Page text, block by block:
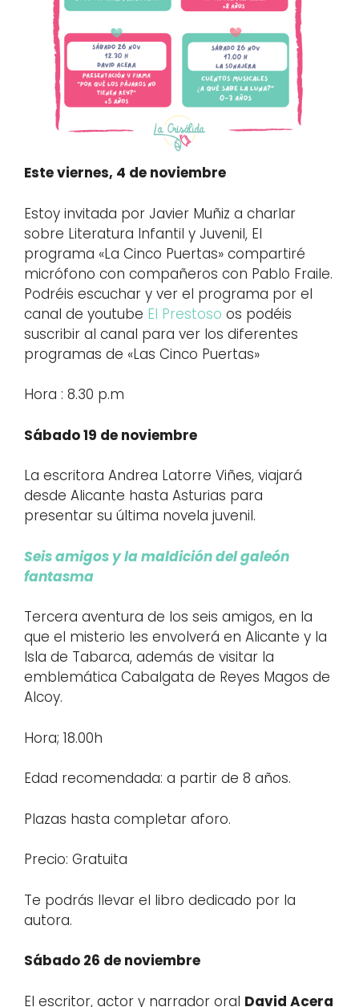
Este viernes, 4 de noviembre
Estoy invitada por Javier Muñiz a charlar
sobre Literatura Infantil y Juvenil, El
programa «La Cinco Puertas» compartiré
micrófono con compañeros con Pablo Fraile.
Podréis escuchar y ver el programa por el
canal de youtube El Prestoso os podéis
suscribir al canal para ver los diferentes
programas de «Las Cinco Puertas»
Hora : 8.30 p.m
Sábado 19 de noviembre
La escritora Andrea Latorre Viñes, viajará
desde Alicante hasta Asturias para
presentar su última novela juvenil.
Seis amigos y la maldición del galeón
fantasma
Tercera aventura de los seis amigos, en la
que el misterio les envolverá en Alicante y la
Isla de Tabarca, además de visitar la
emblemática Cabalgata de Reyes Magos de
Alcoy.
Hora; 18.00h
Edad recomendada: a partir de 8 años.
Plazas hasta completar aforo.
Precio: Gratuita
Te podrás llevar el libro dedicado por la
autora.
Sábado 26 de noviembre
El escritor, actor y narrador oral David Acera